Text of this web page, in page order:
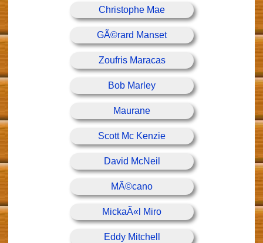
Christophe Mae
GÃ©rard Manset
Zoufris Maracas
Bob Marley
Maurane
Scott Mc Kenzie
David McNeil
MÃ©cano
MickaÃ«l Miro
Eddy Mitchell